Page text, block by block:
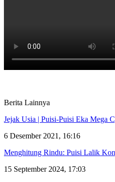
Berita Lainnya
Jejak Usia | Puisi-Puisi Eka Mega
6 Desember 2021, 16:16
Menghitung Rindu: Puisi Lalik
15 September 2024, 17:03